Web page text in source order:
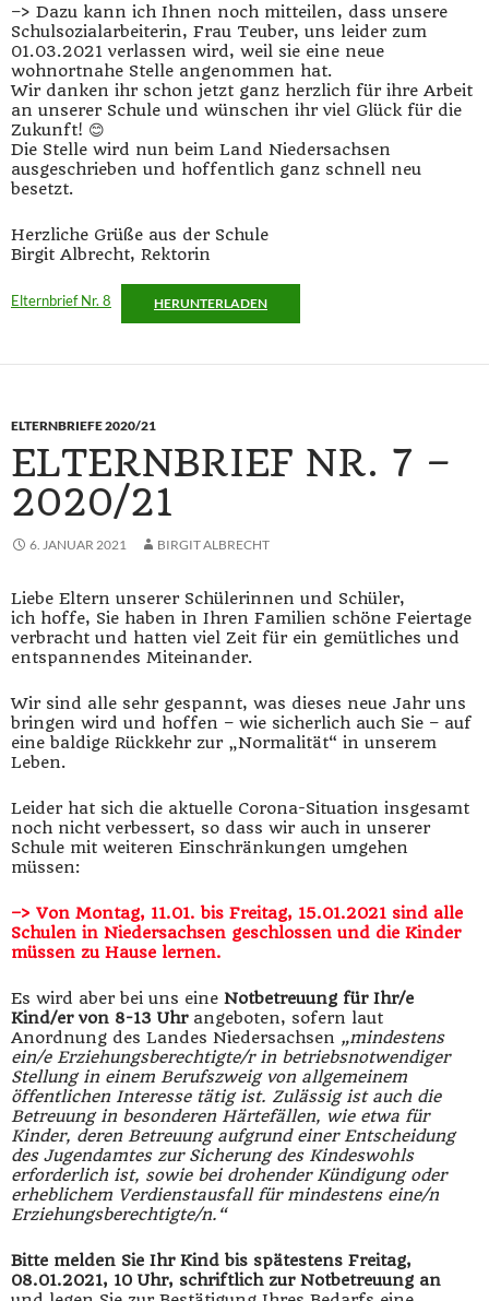
–> Dazu kann ich Ihnen noch mitteilen, dass unsere
Schulsozialarbeiterin, Frau Teuber, uns leider zum
01.03.2021 verlassen wird, weil sie eine neue
wohnortnahe Stelle angenommen hat.
Wir danken ihr schon jetzt ganz herzlich für ihre Arbeit
an unserer Schule und wünschen ihr viel Glück für die
Zukunft! 😊
Die Stelle wird nun beim Land Niedersachsen
ausgeschrieben und hoffentlich ganz schnell neu
besetzt.
Herzliche Grüße aus der Schule
Birgit Albrecht, Rektorin
Elternbrief Nr. 8 HERUNTERLADEN
ELTERNBRIEFE 2020/21
ELTERNBRIEF NR. 7 –
2020/21
6. JANUAR 2021 BIRGIT ALBRECHT
Liebe Eltern unserer Schülerinnen und Schüler,
ich hoffe, Sie haben in Ihren Familien schöne Feiertage
verbracht und hatten viel Zeit für ein gemütliches und
entspannendes Miteinander.
Wir sind alle sehr gespannt, was dieses neue Jahr uns
bringen wird und hoffen – wie sicherlich auch Sie – auf
eine baldige Rückkehr zur „Normalität“ in unserem
Leben.
Leider hat sich die aktuelle Corona-Situation insgesamt
noch nicht verbessert, so dass wir auch in unserer
Schule mit weiteren Einschränkungen umgehen
müssen:
–> Von Montag, 11.01. bis Freitag, 15.01.2021 sind alle
Schulen in Niedersachsen geschlossen und die Kinder
müssen zu Hause lernen.
Es wird aber bei uns eine Notbetreuung für Ihr/e
Kind/er von 8-13 Uhrangeboten, sofern laut
Anordnung des Landes Niedersachsen „mindestens
ein/e Erziehungsberechtigte/r in betriebsnotwendiger
Stellung in einem Berufszweig von allgemeinem
öffentlichen Interesse tätig ist. Zulässig ist auch die
Betreuung in besonderen Härtefällen, wie etwa für
Kinder, deren Betreuung aufgrund einer Entscheidung
des Jugendamtes zur Sicherung des Kindeswohls
erforderlich ist, sowie bei drohender Kündigung oder
erheblichem Verdienstausfall für mindestens eine/n
Erziehungsberechtigte/n.“
Bitte melden Sie Ihr Kind bis spätestens Freitag,
08.01.2021, 10 Uhr, schriftlich zur Notbetreuung an